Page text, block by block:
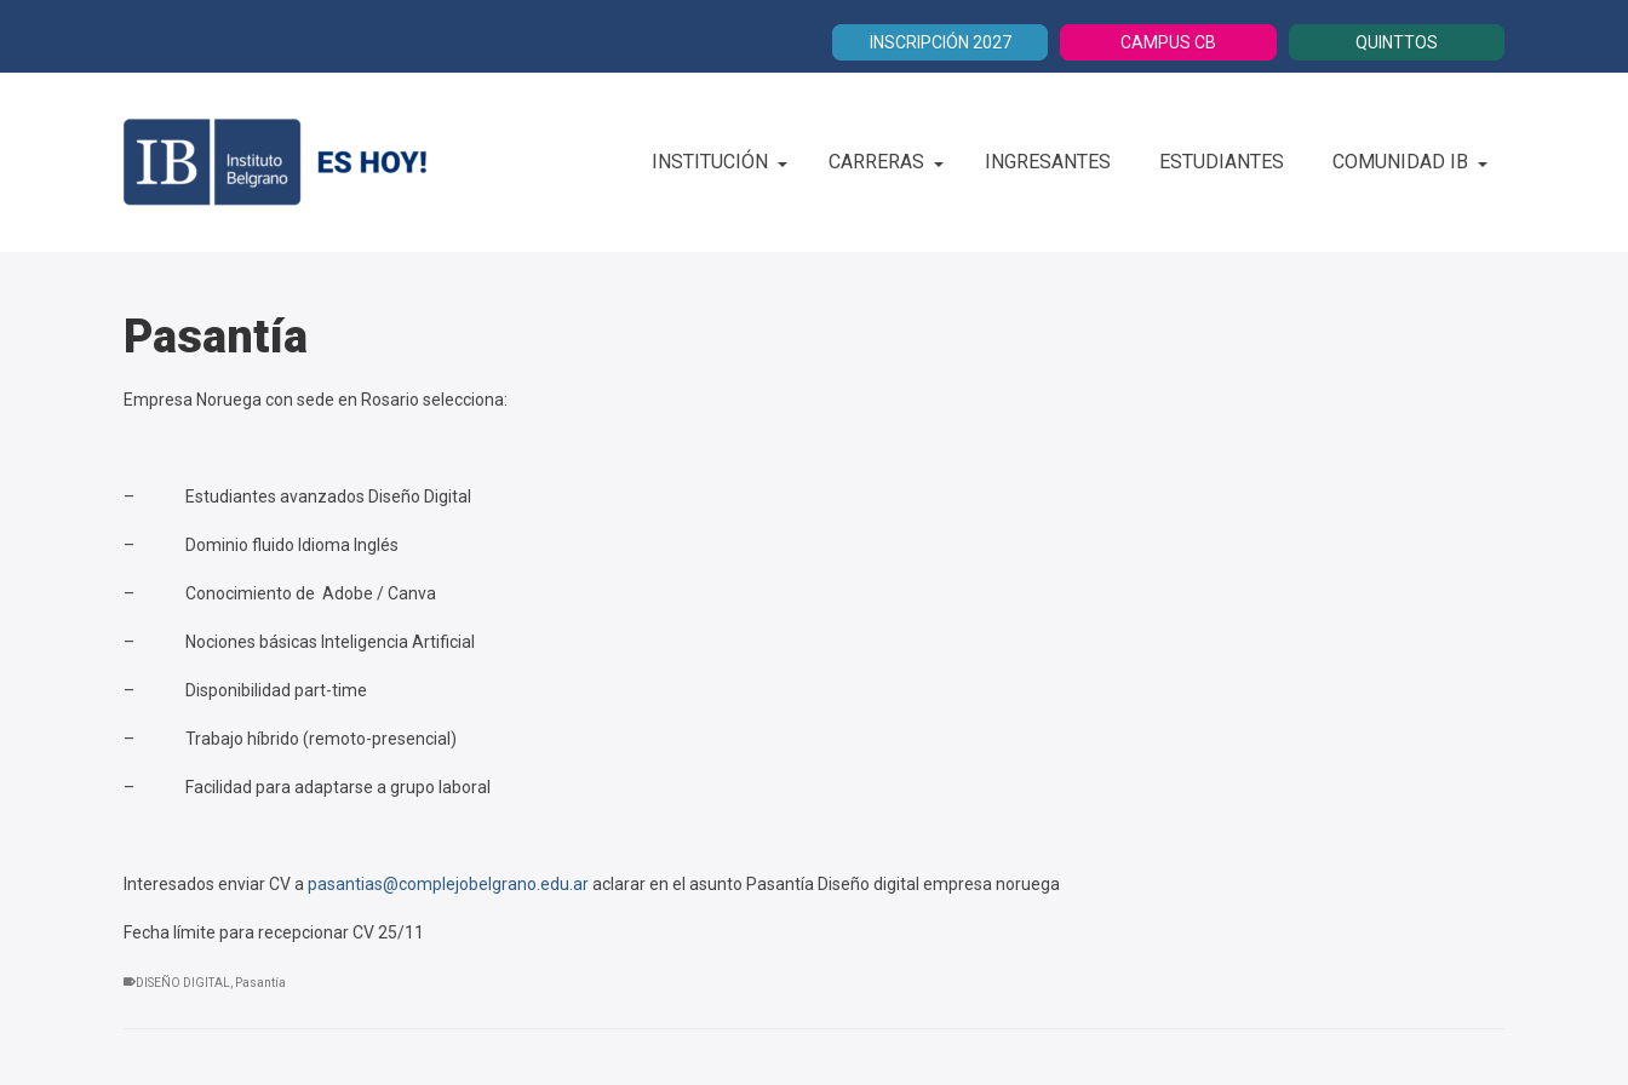
INSCRIPCIÓN 2027 CAMPUS CB QUINTTOS
INSTITUCIÓN CARRERAS INGRESANTES ESTUDIANTES COMUNIDAD IB
Pasantía
Empresa Noruega con sede en Rosario selecciona:
– Estudiantes avanzados Diseño Digital
– Dominio fluido Idioma Inglés
– Conocimiento de Adobe / Canva
– Nociones básicas Inteligencia Artificial
– Disponibilidad part-time
– Trabajo híbrido (remoto-presencial)
– Facilidad para adaptarse a grupo laboral
Interesados enviar CV a pasantias@complejobelgrano.edu.araclarar en el asunto Pasantía Diseño digital empresa noruega
Fecha límite para recepcionar CV 25/11
DISEÑO DIGITAL Pasantía